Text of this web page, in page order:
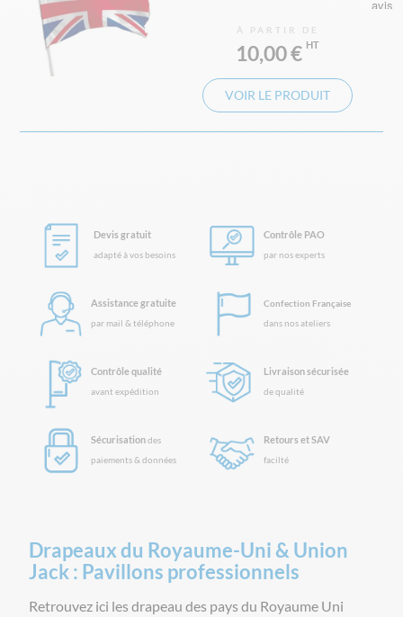
À PARTIR DE
10,00 €
VOIR LE PRODUIT
Devis gratuit
adapté à vos besoins
Contrôle PAO
par nos experts
Assistance gratuite
par mail & téléphone
Confection Française
dans nos ateliers
Contrôle qualité
avant expédition
Livraison sécurisée
de qualité
Sécurisationdes
paiements & données
Retours et SAV
facilté
Drapeaux du Royaume-Uni & Union
Jack : Pavillons professionnels
Retrouvez ici les drapeau des pays du Royaume Uni